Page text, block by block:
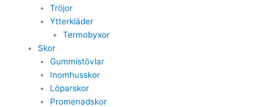
Tröjor
Ytterkläder
Termobyxor
Skor
Gummistövlar
Inomhusskor
Löparskor
Promenadskor